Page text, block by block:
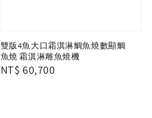
雙版4魚大口霜淇淋鯛魚燒數顯鯛
魚燒 霜淇淋雕魚燒機
Regular
NT$ 60,700